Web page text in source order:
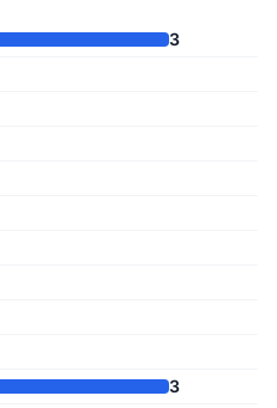
por mês, somando os últimos
médio
3
3